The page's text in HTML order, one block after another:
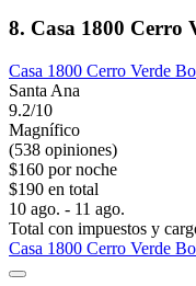
8. Casa 1800 Cerro
Casa 1800 Cerro Verde
Santa Ana
9.2/10
Magnífico
(538 opiniones)
$160 por noche
$190 en total
10 ago. - 11 ago.
Total con impuestos y
Casa 1800 Cerro Verde